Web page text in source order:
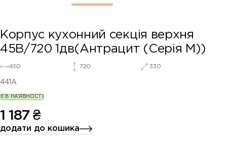
Корпус кухонний секцiя верхня
45В/720 1дв(Антрацит (Серія М))
450 720 330
441A
Є В НАЯВНОСТІ
1 187 ₴
додати до кошика